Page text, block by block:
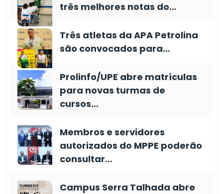
três melhores notas do…
Três atletas da APA Petrolina
são convocados para…
Prolinfo/UPE abre matrículas
para novas turmas de
cursos…
Membros e servidores
autorizados do MPPE poderão
consultar…
Campus Serra Talhada abre